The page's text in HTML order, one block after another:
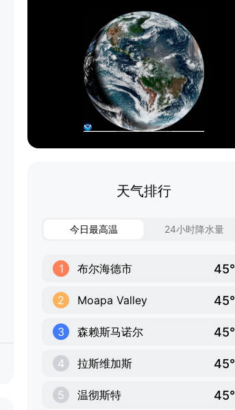
天气排行
今日最高温 24小时降水量
1 布尔海德市 45°
2 Moapa Valley 45°
3 森赖斯马诺尔 45°
4 拉斯维加斯 45°
5 温彻斯特 45°